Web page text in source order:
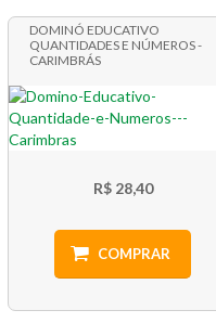
DOMINÓ EDUCATIVO
QUANTIDADES E NÚMEROS -
CARIMBRÁS
R$ 28,40
COMPRAR